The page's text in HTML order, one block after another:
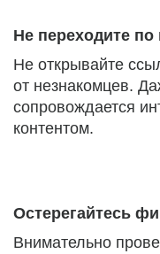
Не переходите
Не открывайте
от незнакомцев.
сопровождается
контентом.
Остерегайтесь
Внимательно